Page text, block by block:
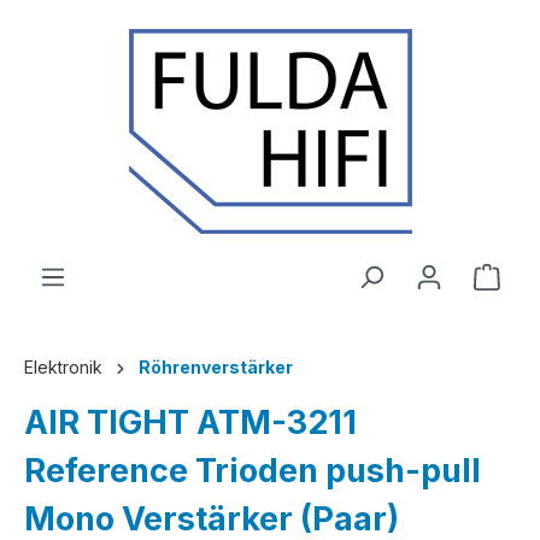
Zum Hauptinhalt springen
Elektronik Röhrenverstärker
AIR TIGHT ATM-3211
Reference Trioden push-pull
Mono Verstärker (Paar)